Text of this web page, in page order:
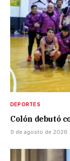
DEPORTES
Colón debutó
9 de agosto de 2026